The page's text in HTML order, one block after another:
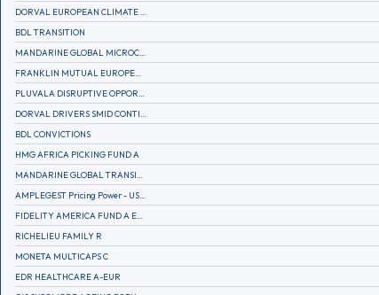
BDL TRANSITION
BDL CONVICTIONS
HMG AFRICA PICKING FUND A
RICHELIEU FAMILY R
MONETA MULTICAPS C
EDR HEALTHCARE A-EUR